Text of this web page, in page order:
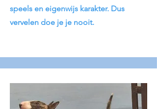
speels en eigenwijs karakter. Dus
vervelen doe je je nooit.